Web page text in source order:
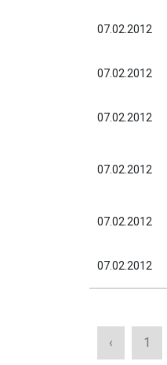
07.02.2012
07.02.2012
07.02.2012
07.02.2012
07.02.2012
07.02.2012
‹ 1